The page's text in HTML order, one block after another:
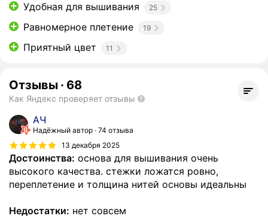
Удобная для вышивания 25
Равномерное плетение 19
Приятный цвет 11
Отзывы · 68
Как Яндекс проверяет отзывы
АЧ
Надёжный автор 74 отзыва
13 декабря 2025
Достоинства: основа для вышивания очень
высокого качества. стежки ложатся ровно,
переплетение и толщина нитей основы идеальны
Недостатки: нет совсем